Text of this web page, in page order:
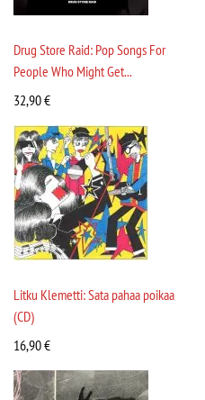
Drug Store Raid: Pop Songs For
People Who Might Get...
32,90€
Litku Klemetti: Sata pahaa poikaa
(CD)
16,90€